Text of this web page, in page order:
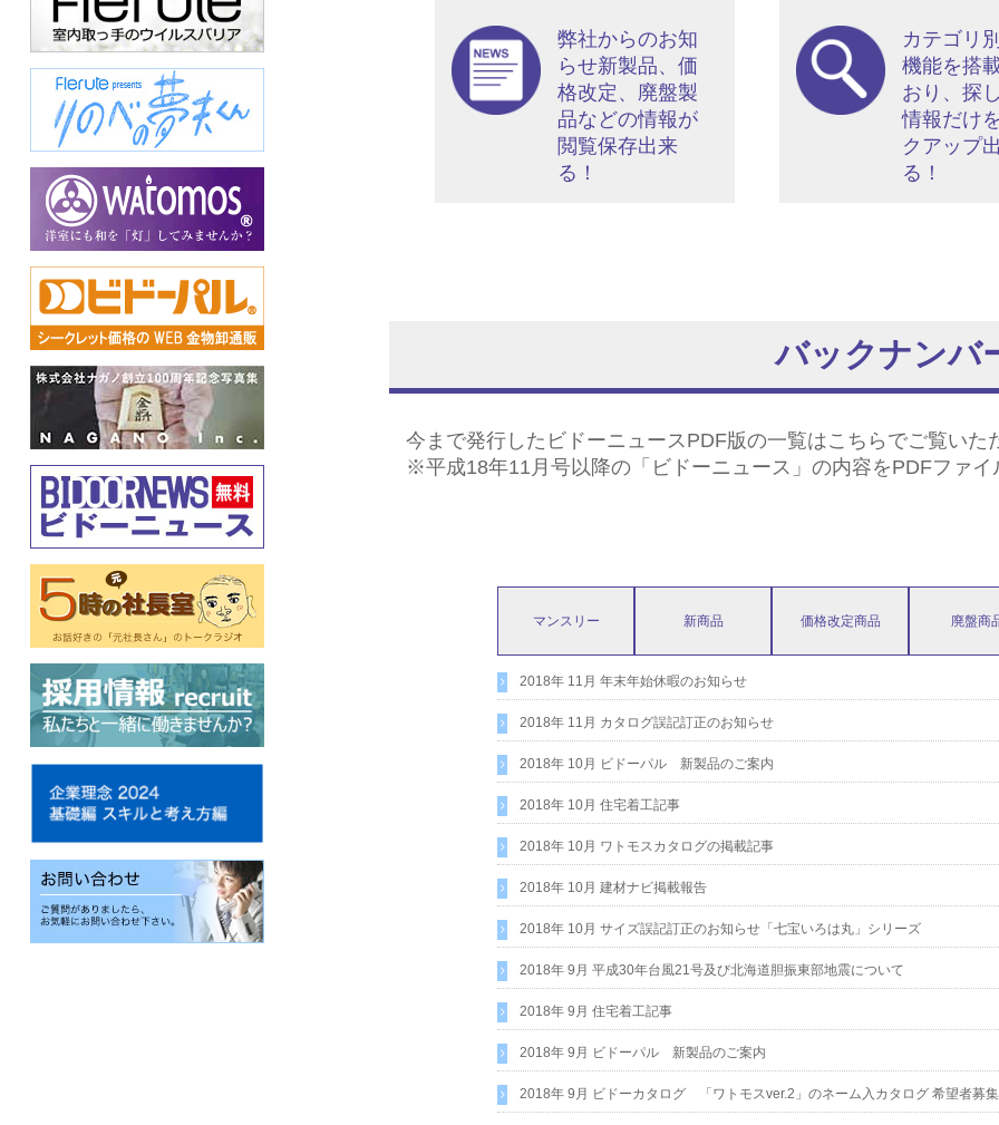
弊社からのお知
らせ新製品、価
格改定、廃盤製
品などの情報が
閲覧保存出来
る！
カテゴリ
機能を搭
おり、探
情報だけ
クアップ
る！
バックナンバ
今まで発行したビドーニュースPDF版の一覧はこちらでご覧いた
※平成18年11月号以降の「ビドーニュース」の内容をPDFファイ
マンスリー 新商品 価格改定商品 廃盤商
2018年 11月 年末年始休暇のお知らせ
2018年 11月 カタログ誤記訂正のお知らせ
2018年 10月 ビドーパル 新製品のご案内
2018年 10月 住宅着工記事
2018年 10月 ワトモスカタログの掲載記事
2018年 10月 建材ナビ掲載報告
2018年 10月 サイズ誤記訂正のお知らせ「七宝いろは丸」シリーズ
2018年 9月 平成30年台風21号及び北海道胆振東部地震について
2018年 9月 住宅着工記事
2018年 9月 ビドーパル 新製品のご案内
2018年 9月 ビドーカタログ 「ワトモスver.2」のネーム入カタログ 希望者募